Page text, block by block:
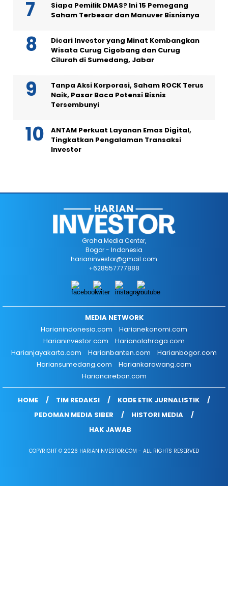
Siapa Pemilik DMAS? Ini 15 Pemegang
Saham Terbesar dan Manuver Bisnisnya
Dicari Investor yang Minat Kembangkan
Wisata Curug Cigobang dan Curug
Cilurah di Sumedang, Jabar
Tanpa Aksi Korporasi, Saham ROCK Terus
Naik, Pasar Baca Potensi Bisnis
Tersembunyi
ANTAM Perkuat Layanan Emas Digital,
Tingkatkan Pengalaman Transaksi
Investor
Graha Media Center,
Bogor - Indonesia
harianinvestor@gmail.com
+628557777888
MEDIA NETWORK
Harianindonesia.com
Harianekonomi.com
Harianinvestor.com
Harianolahraga.com
Harianjayakarta.com
Harianbanten.com
Harianbogor.com
Hariansumedang.com
Hariankarawang.com
Hariancirebon.com
HOME TIM REDAKSI
KODE ETIK JURNALISTIK
PEDOMAN MEDIA SIBER
HISTORI MEDIA
HAK JAWAB
COPYRIGHT © 2026 HARIANINVESTOR.COM - ALL RIGHTS RESERVED